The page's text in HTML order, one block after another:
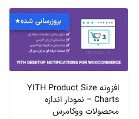
بروزرسانی شده
افزونه YITH Product Size
Charts – نمودار اندازه
محصولات ووکامرس